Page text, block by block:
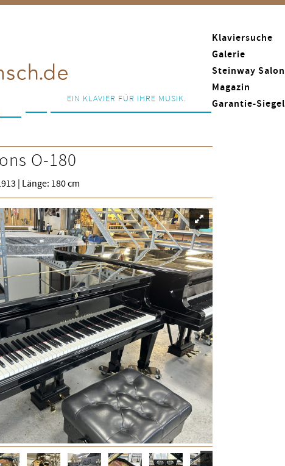
EIN KLAVIER FÜR IHRE MUSIK.
Klaviersuche
Galerie
Steinway Salon
Magazin
Garantie-Siegel
O-180
| Länge: 180 cm